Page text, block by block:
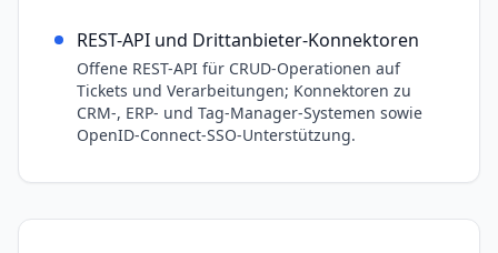
REST-API und Drittanbieter-Konnektoren
Offene REST-API für CRUD-Operationen auf
Tickets und Verarbeitungen; Konnektoren zu
CRM-, ERP- und Tag-Manager-Systemen sowie
OpenID-Connect-SSO-Unterstützung.